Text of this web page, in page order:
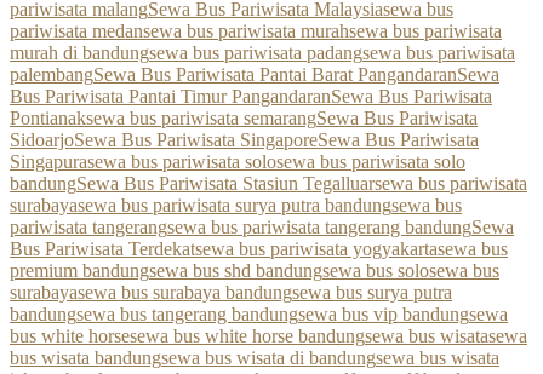
pariwisata malangSewa Bus Pariwisata Malaysiasewa bus
pariwisata medansewa bus pariwisata murahsewa bus pariwisata
murah di bandungsewa bus pariwisata padangsewa bus pariwisata
palembangSewa Bus Pariwisata Pantai Barat PangandaranSewa
Bus Pariwisata Pantai Timur PangandaranSewa Bus Pariwisata
Pontianaksewa bus pariwisata semarangSewa Bus Pariwisata
SidoarjoSewa Bus Pariwisata SingaporeSewa Bus Pariwisata
Singapurasewa bus pariwisata solosewa bus pariwisata solo
bandungSewa Bus Pariwisata Stasiun Tegalluarsewa bus pariwisata
surabayasewa bus pariwisata surya putra bandungsewa bus
pariwisata tangerangsewa bus pariwisata tangerang bandungSewa
Bus Pariwisata Terdekatsewa bus pariwisata yogyakartasewa bus
premium bandungsewa bus shd bandungsewa bus solosewa bus
surabayasewa bus surabaya bandungsewa bus surya putra
bandungsewa bus tangerang bandungsewa bus vip bandungsewa
bus white horsesewa bus white horse bandungsewa bus wisatasewa
bus wisata bandungsewa bus wisata di bandungsewa bus wisata